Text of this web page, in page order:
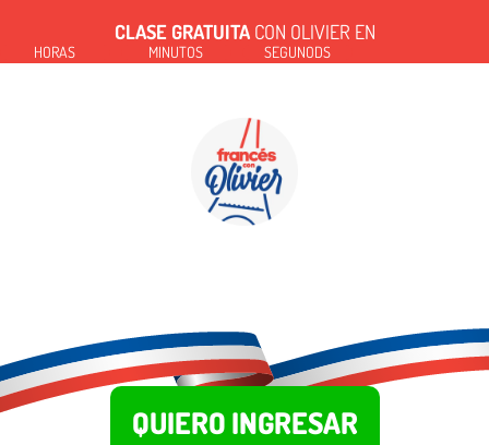
CLASE GRATUITACON OLIVIER EN
HORAS MINUTOS SEGUNODS
QUIERO INGRESAR